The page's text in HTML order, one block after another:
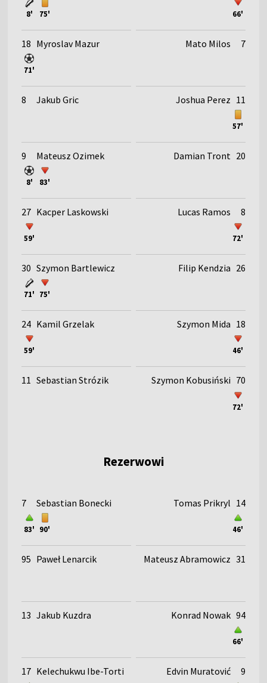
8' 75'
18 Myroslav Mazur
71'
8 Jakub Gric
9 Mateusz Ozimek
8' 83'
27 Kacper Laskowski
59'
30 Szymon Bartlewicz
71' 75'
24 Kamil Grzelak
59'
11 Sebastian Strózik
66'
Mato Milos 7
57'
Joshua Perez 11
Damian Tront 20
72'
Lucas Ramos 8
Filip Kendzia 26
46'
Szymon Mida 18
72'
Szymon Kobusiński 70
Rezerwowi
7 Sebastian Bonecki
83' 90'
95 Paweł Lenarcik
13 Jakub Kuzdra
17 Kelechukwu Ibe-Torti
46'
Tomas Prikryl 14
Mateusz Abramowicz 31
66'
Konrad Nowak 94
Edvin Muratović 9